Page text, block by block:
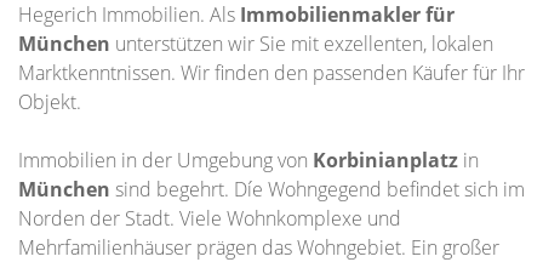
Hegerich Immobilien. Als Immobilienmakler für
München unterstützen wir Sie mit exzellenten, lokalen
Marktkenntnissen. Wir finden den passenden Käufer für Ihr
Objekt.
Immobilien in der Umgebung von Korbinianplatz in
München sind begehrt. Díe Wohngegend befindet sich im
Norden der Stadt. Viele Wohnkomplexe und
Mehrfamilienhäuser prägen das Wohngebiet. Ein großer